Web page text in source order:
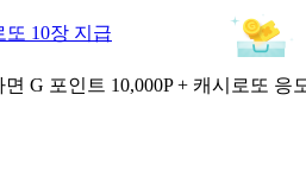
또 10장 지급
G 포인트 10,000P + 캐시로또 응